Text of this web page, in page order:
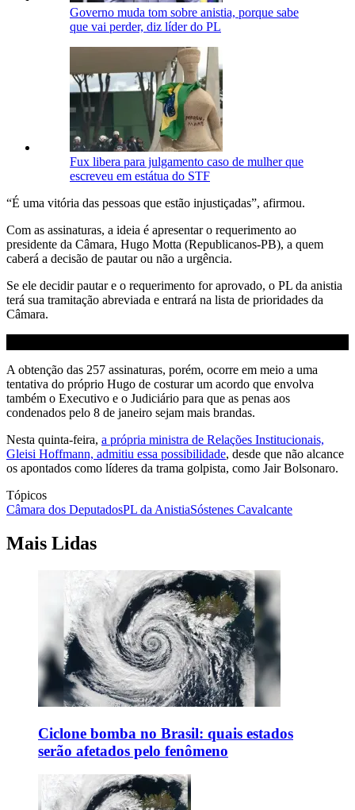
Governo muda tom sobre anistia, porque sabe
que vai perder, diz líder do PL
Fux libera para julgamento caso de mulher que
escreveu em estátua do STF
“É uma vitória das pessoas que estão injustiçadas”, afirmou.
Com as assinaturas, a ideia é apresentar o requerimento ao
presidente da Câmara, Hugo Motta (Republicanos-PB), a quem
caberá a decisão de pautar ou não a urgência.
Se ele decidir pautar e o requerimento for aprovado, o PL da anistia
terá sua tramitação abreviada e entrará na lista de prioridades da
Câmara.
A obtenção das 257 assinaturas, porém, ocorre em meio a uma
tentativa do próprio Hugo de costurar um acordo que envolva
também o Executivo e o Judiciário para que as penas aos
condenados pelo 8 de janeiro sejam mais brandas.
Nesta quinta-feira, a própria ministra de Relações Institucionais,
Gleisi Hoffmann, admitiu essa possibilidade, desde que não alcance
os apontados como líderes da trama golpista, como Jair Bolsonaro.
Tópicos
Câmara dos DeputadosPL da AnistiaSóstenes Cavalcante
Mais Lidas
Ciclone bomba no Brasil: quais estados
serão afetados pelo fenômeno